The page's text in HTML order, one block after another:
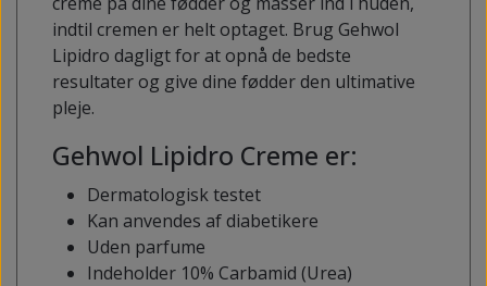
indtil cremen er helt optaget. Brug Gehwol
Lipidro dagligt for at opnå de bedste
resultater og give dine fødder den ultimative
pleje.
Gehwol Lipidro Creme er:
Dermatologisk testet
Kan anvendes af diabetikere
Uden parfume
Indeholder 10% Carbamid (Urea)